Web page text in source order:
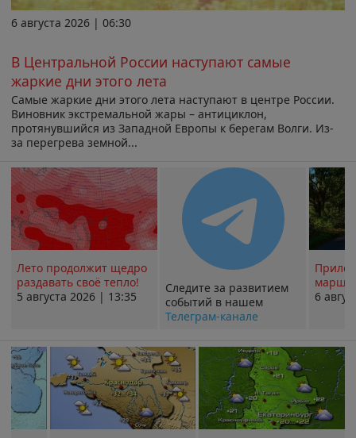
6 августа 2026 | 06:30
В Центральной России наступают самые
жаркие дни этого лета
Самые жаркие дни этого лета наступают в центре России.
Виновник экстремальной жары – антициклон,
протянувшийся из Западной Европы к берегам Волги. Из-
за перегрева земной...
Лето продолжит щедро
раздавать своё тепло!
5 августа 2026 | 13:35
Следите за развитием
событий в нашем
Телеграм-канале
6